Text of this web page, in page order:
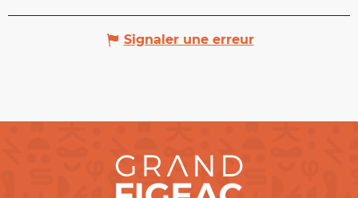
Signaler une erreur